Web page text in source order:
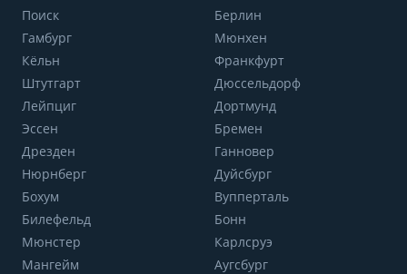
Поиск
Берлин
Гамбург
Мюнхен
Кёльн
Франкфурт
Штутгарт
Дюссельдорф
Лейпциг
Дортмунд
Эссен
Бремен
Дрезден
Ганновер
Нюрнберг
Дуйсбург
Бохум
Вупперталь
Билефельд
Бонн
Мюнстер
Карлсруэ
Мангейм
Аугсбург